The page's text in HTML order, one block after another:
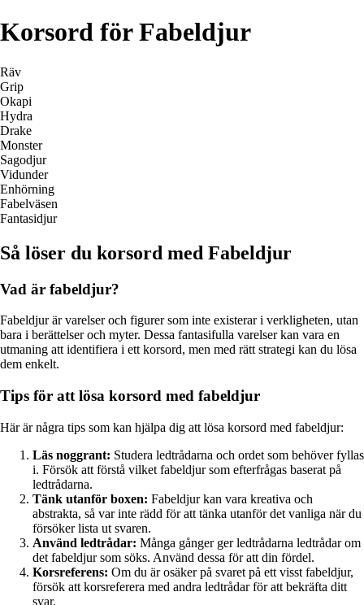
Korsord för Fabeldjur
Räv
Grip
Okapi
Hydra
Drake
Monster
Sagodjur
Vidunder
Enhörning
Fabelväsen
Fantasidjur
Så löser du korsord med Fabeldjur
Vad är fabeldjur?
Fabeldjur är varelser och figurer som inte existerar i verkligheten, utan
bara i berättelser och myter. Dessa fantasifulla varelser kan vara en
utmaning att identifiera i ett korsord, men med rätt strategi kan du lösa
dem enkelt.
Tips för att lösa korsord med fabeldjur
Här är några tips som kan hjälpa dig att lösa korsord med fabeldjur:
Läs noggrant: Studera ledtrådarna och ordet som behöver fyllas
i. Försök att förstå vilket fabeldjur som efterfrågas baserat på
ledtrådarna.
Tänk utanför boxen: Fabeldjur kan vara kreativa och
abstrakta, så var inte rädd för att tänka utanför det vanliga när du
försöker lista ut svaren.
Använd ledtrådar: Många gånger ger ledtrådarna ledtrådar om
det fabeldjur som söks. Använd dessa för att din fördel.
Korsreferens: Om du är osäker på svaret på ett visst fabeldjur,
försök att korsreferera med andra ledtrådar för att bekräfta ditt
svar.